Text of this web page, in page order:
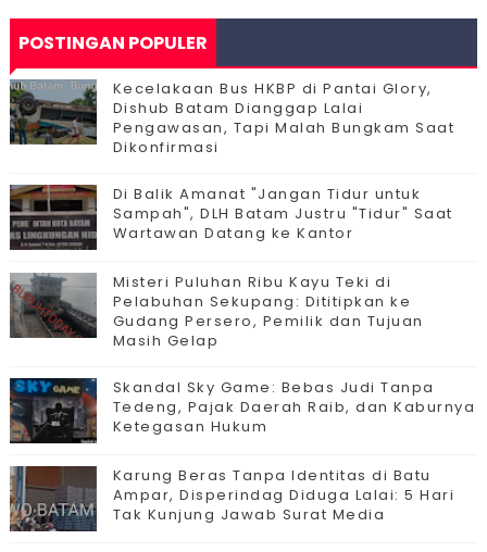
POSTINGAN POPULER
Kecelakaan Bus HKBP di Pantai Glory,
Dishub Batam Dianggap Lalai
Pengawasan, Tapi Malah Bungkam Saat
Dikonfirmasi
Di Balik Amanat "Jangan Tidur untuk
Sampah", DLH Batam Justru "Tidur" Saat
Wartawan Datang ke Kantor
Misteri Puluhan Ribu Kayu Teki di
Pelabuhan Sekupang: Dititipkan ke
Gudang Persero, Pemilik dan Tujuan
Masih Gelap
Skandal Sky Game: Bebas Judi Tanpa
Tedeng, Pajak Daerah Raib, dan Kaburnya
Ketegasan Hukum
Karung Beras Tanpa Identitas di Batu
Ampar, Disperindag Diduga Lalai: 5 Hari
Tak Kunjung Jawab Surat Media